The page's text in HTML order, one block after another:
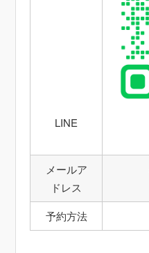
LINE
メールア
ドレス
予約方法